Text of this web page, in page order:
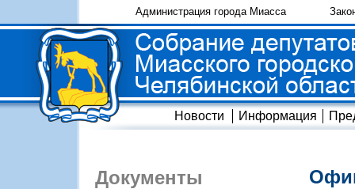
Администрация города Миасса
Новости Информация
Документы